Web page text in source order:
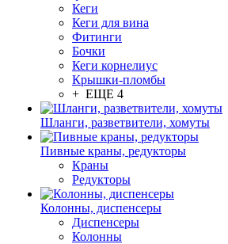
Кеги
Кеги для вина
Фитинги
Бочки
Кеги корнелиус
Крышки-пломбы
+ ЕЩЕ 4
Шланги, разветвители, хомуты
Пивные краны, редукторы
Краны
Редукторы
Колонны, диспенсеры
Диспенсеры
Колонны